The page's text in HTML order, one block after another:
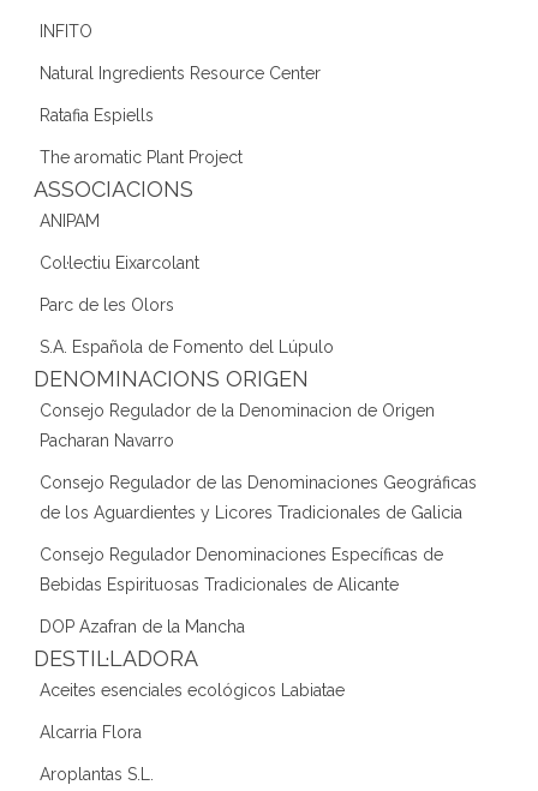
INFITO
Natural Ingredients Resource Center
Ratafia Espiells
The aromatic Plant Project
ASSOCIACIONS
ANIPAM
Col·lectiu Eixarcolant
Parc de les Olors
S.A. Española de Fomento del Lúpulo
DENOMINACIONS ORIGEN
Consejo Regulador de la Denominacion de Origen
Pacharan Navarro
Consejo Regulador de las Denominaciones Geográficas
de los Aguardientes y Licores Tradicionales de Galicia
Consejo Regulador Denominaciones Específicas de
Bebidas Espirituosas Tradicionales de Alicante
DOP Azafran de la Mancha
DESTIL·LADORA
Aceites esenciales ecológicos Labiatae
Alcarria Flora
Aroplantas S.L.